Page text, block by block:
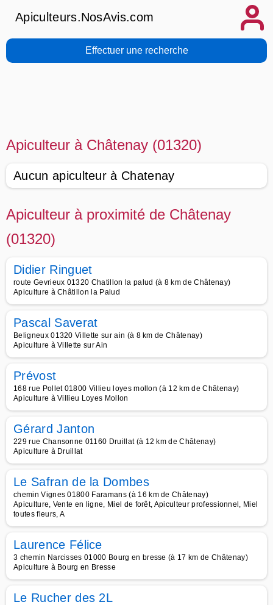
Apiculteurs.NosAvis.com
Effectuer une recherche
Apiculteur à Châtenay (01320)
Aucun apiculteur à Chatenay
Apiculteur à proximité de Châtenay
(01320)
Didier Ringuet
route Gevrieux 01320 Chatillon la palud (à 8 km de Châtenay)
Apiculture à Châtillon la Palud
Pascal Saverat
Beligneux 01320 Villette sur ain (à 8 km de Châtenay)
Apiculture à Villette sur Ain
Prévost
168 rue Pollet 01800 Villieu loyes mollon (à 12 km de Châtenay)
Apiculture à Villieu Loyes Mollon
Gérard Janton
229 rue Chansonne 01160 Druillat (à 12 km de Châtenay)
Apiculture à Druillat
Le Safran de la Dombes
chemin Vignes 01800 Faramans (à 16 km de Châtenay)
Apiculture, Vente en ligne, Miel de forêt, Apiculteur professionnel, Miel
toutes fleurs, A
Laurence Félice
3 chemin Narcisses 01000 Bourg en bresse (à 17 km de Châtenay)
Apiculture à Bourg en Bresse
Le Rucher des 2L